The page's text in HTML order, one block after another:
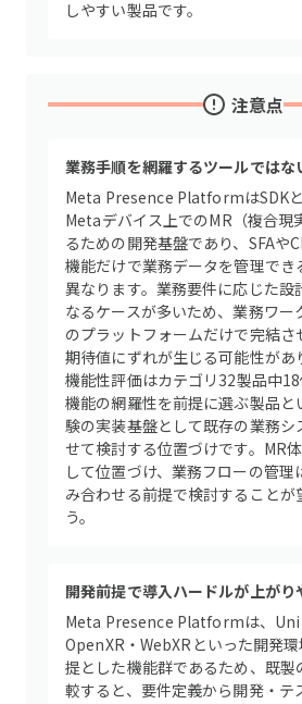
しやすい製品です。
注意点
業務手順を網羅するツールではな
Meta Presence PlatformはSDK
Metaデバイス上でのMR（複合現
るための開発基盤であり、SFAや
機能だけで業務データを管理でき
異なります。業務要件に応じた設
なるケースが多いため、業務ワー
のプラットフォームだけで完結さ
期待値にずれが生じる可能性があ
機能性評価はカテゴリ32製品中
機能の網羅性を前提に選ぶ製品と
験の実装基盤として既存の業務シ
せて検討する位置づけです。MR
して位置づけ、業務フローの管理
み合わせる前提で検討することが
う。
開発前提で導入ハードルが上がり
Meta Presence Platformは、
OpenXR・WebXRといった開発
提とした機能群であるため、既製
較すると、要件定義から開発・テ